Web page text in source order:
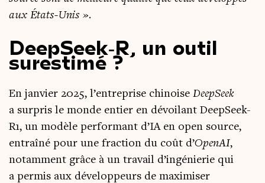
aux États-Unis ».
DeepSeek‑R, un outil
surestimé ?
En jan­vier 2025, l’entreprise chi­noise Deep­Seek
a sur­pris le monde entier en dévoi­lant Deep­Seek-
R1, un modèle per­for­mant d’IA en open source,
entraî­né pour une frac­tion du coût d’Ope­nAI,
notam­ment grâce à un tra­vail d’ingénierie qui
a per­mis aux déve­lop­peurs de maxi­mi­ser